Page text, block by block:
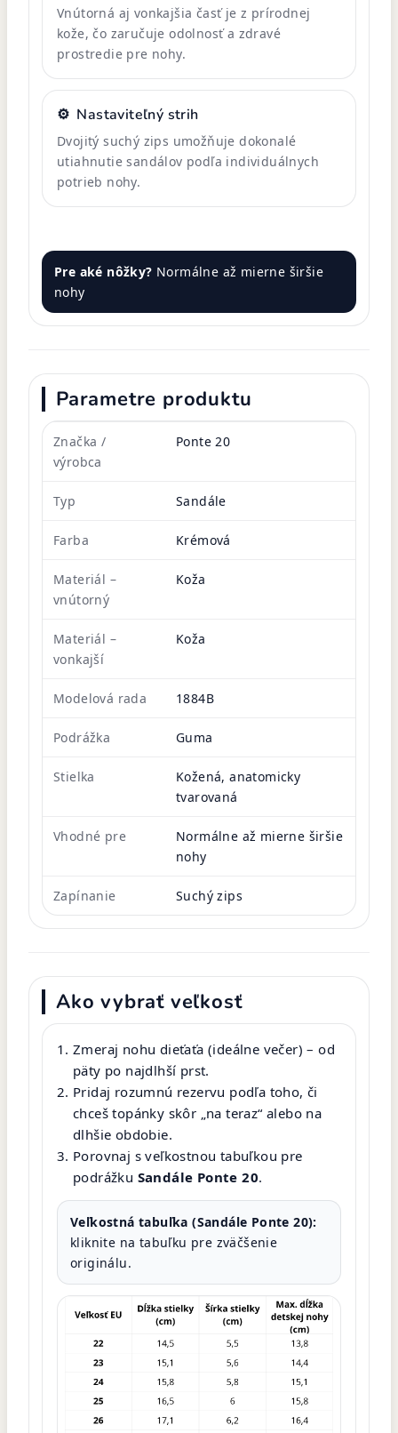
Vnútorná aj vonkajšia časť je z prírodnej
kože, čo zaručuje odolnosť a zdravé
prostredie pre nohy.
⚙️ Nastaviteľný strih
Dvojitý suchý zips umožňuje dokonalé
utiahnutie sandálov podľa individuálnych
potrieb nohy.
Pre aké nôžky? Normálne až mierne širšie
nohy
Parametre produktu
Značka /
výrobca
Ponte 20
Typ Sandále
Farba Krémová
Materiál –
vnútorný
Koža
Materiál –
vonkajší
Koža
Modelová rada 1884B
Podrážka Guma
Stielka
Kožená, anatomicky
tvarovaná
Vhodné pre
Normálne až mierne širšie
nohy
Zapínanie Suchý zips
Ako vybrať veľkosť
Zmeraj nohu dieťaťa (ideálne večer) – od
päty po najdlhší prst.
Pridaj rozumnú rezervu podľa toho, či
chceš topánky skôr „na teraz“ alebo na
dlhšie obdobie.
Porovnaj s veľkostnou tabuľkou pre
podrážku Sandále Ponte 20.
Veľkostná tabuľka (Sandále Ponte 20):
kliknite na tabuľku pre zväčšenie
originálu.